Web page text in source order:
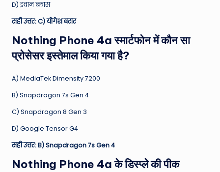
D) इवान ब्लास
सही उत्तर: C) योगेश बरार
Nothing Phone 4a स्मार्टफोन में कौन सा
प्रोसेसर इस्तेमाल किया गया है?
A) MediaTek Dimensity 7200
B) Snapdragon 7s Gen 4
C) Snapdragon 8 Gen 3
D) Google Tensor G4
सही उत्तर: B) Snapdragon 7s Gen 4
Nothing Phone 4a के डिस्प्ले की पीक